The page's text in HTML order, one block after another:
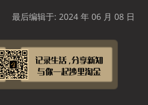
最后编辑于: 2024 年 06 月 08 日